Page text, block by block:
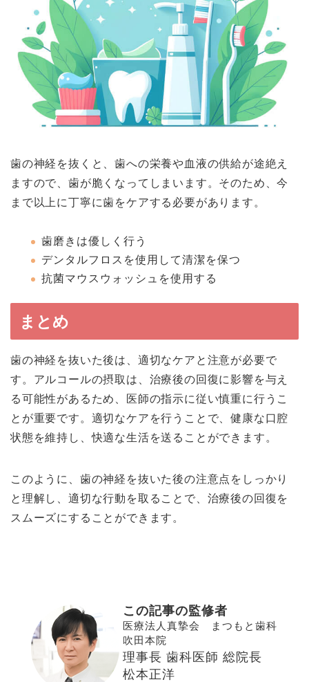
歯の神経を抜くと、歯への栄養や血液の供給が途絶え
ますので、歯が脆くなってしまいます。そのため、今
まで以上に丁寧に歯をケアする必要があります。
歯磨きは優しく行う
デンタルフロスを使用して清潔を保つ
抗菌マウスウォッシュを使用する
まとめ
歯の神経を抜いた後は、適切なケアと注意が必要で
す。アルコールの摂取は、治療後の回復に影響を与え
る可能性があるため、医師の指示に従い慎重に行うこ
とが重要です。適切なケアを行うことで、健康な口腔
状態を維持し、快適な生活を送ることができます。
このように、歯の神経を抜いた後の注意点をしっかり
と理解し、適切な行動を取ることで、治療後の回復を
スムーズにすることができます。
この記事の監修者
医療法人真摯会 まつもと歯科
吹田本院
理事長 歯科医師 総院長
松本正洋